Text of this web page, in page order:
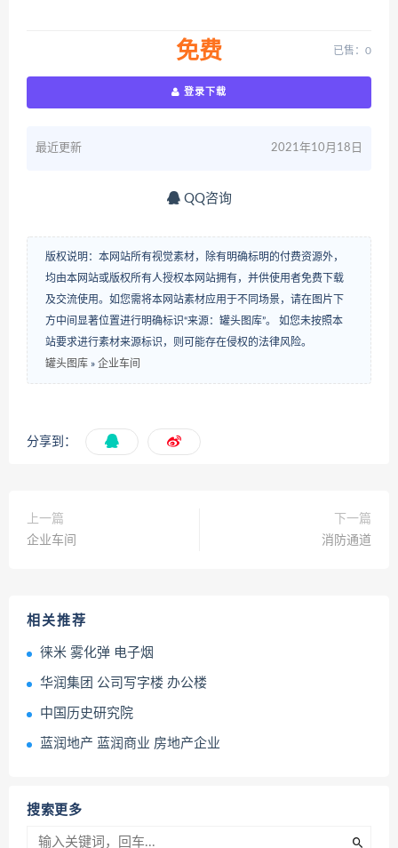
免费 已售：0
登录下载
最近更新 2021年10月18日
QQ咨询
版权说明：本网站所有视觉素材，除有明确标明的付费资源外，
均由本网站或版权所有人授权本网站拥有，并供使用者免费下载
及交流使用。如您需将本网站素材应用于不同场景，请在图片下
方中间显著位置进行明确标识“来源：罐头图库”。 如您未按照本
站要求进行素材来源标识，则可能存在侵权的法律风险。
罐头图库 » 企业车间
分享到：
上一篇
企业车间
下一篇
消防通道
相关推荐
徕米 雾化弹 电子烟
华润集团 公司写字楼 办公楼
中国历史研究院
蓝润地产 蓝润商业 房地产企业
搜索更多